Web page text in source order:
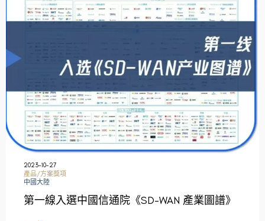
2023-10-27
產品/方案獎項
中國大陸
第一線入選中國信通院《SD-WAN 產業圖譜》